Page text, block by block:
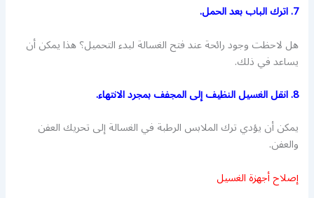
7. اترك الباب بعد الحمل.
هل لاحظت وجود رائحة عند فتح الغسالة لبدء التحميل؟ هذا يمكن أن
يساعد في ذلك.
8. انقل الغسيل النظيف إلى المجفف بمجرد الانتهاء.
يمكن أن يؤدي ترك الملابس الرطبة في الغسالة إلى تحريك العفن
والعفن.
إصلاح أجهزة الغسيل